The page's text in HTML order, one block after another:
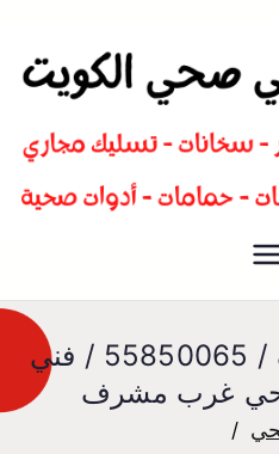
سباك صحي تسليك مجاري افضل
سباك غرب مشرف / 55850065 / فني
غرب مشرف